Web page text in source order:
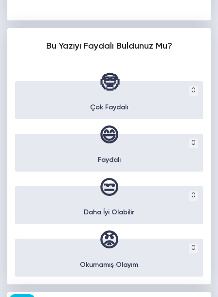
Bu Yazıyı Faydalı Buldunuz Mu?
0
🤓
Çok Faydalı
0
😄
Faydalı
0
😒
Daha İyi Olabilir
0
😡
Okumamış Olayım